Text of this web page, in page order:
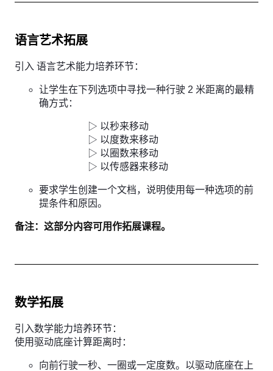
语言艺术拓展
引入 语言艺术能力培养环节：
让学生在下列选项中寻找一种行驶 2 米距离的最精
确方式：
▷ 以秒来移动
▷ 以度数来移动
▷ 以圈数来移动
▷ 以传感器来移动
要求学生创建一个文档，说明使用每一种选项的前
提条件和原因。
备注：这部分内容可用作拓展课程。
数学拓展
引入数学能力培养环节：
使用驱动底座计算距离时：
向前行驶一秒、一圈或一定度数。以驱动底座在上